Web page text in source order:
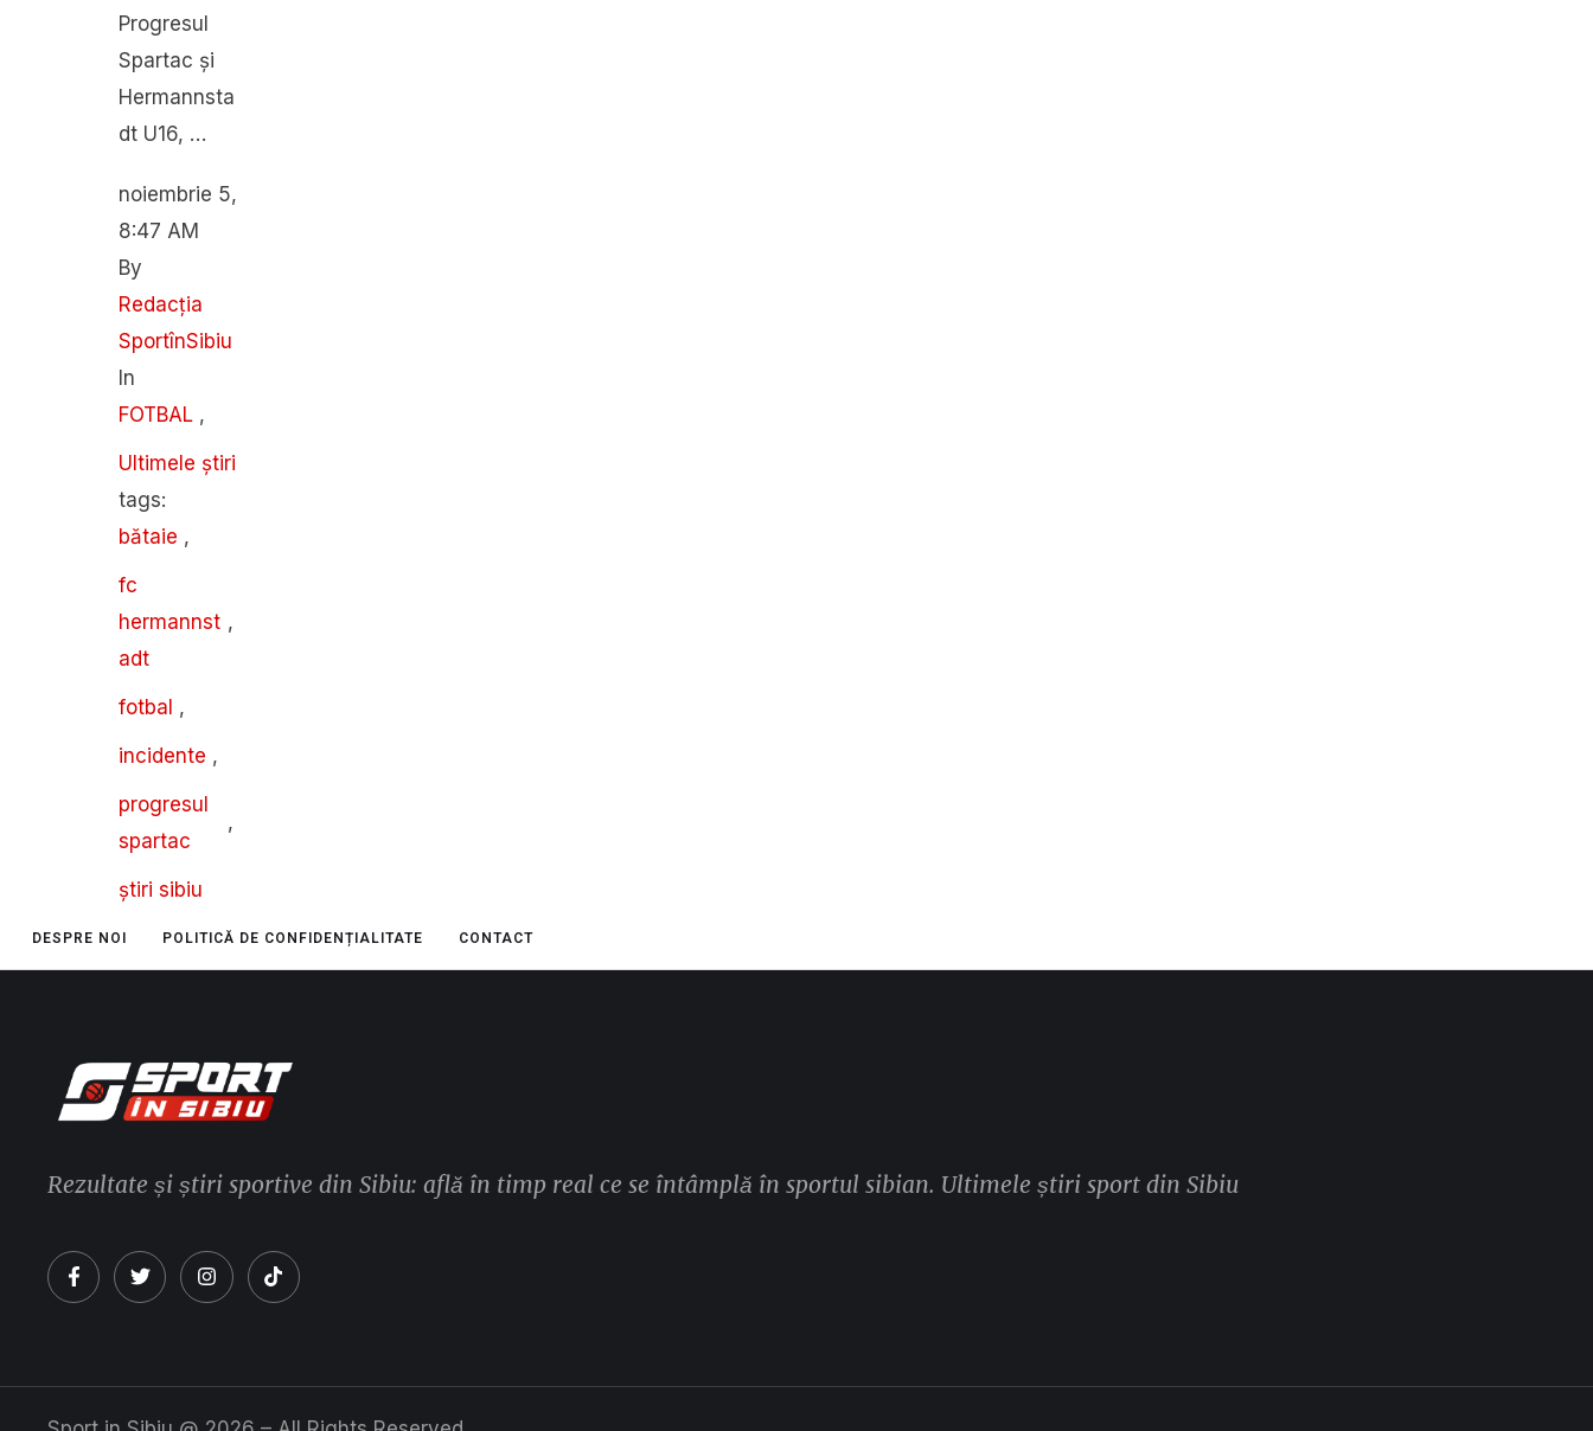
Progresul
Spartac și
Hermannsta
dt U16, …
noiembrie 5,
8:47 AM
By
Redacția
SportînSibiu
In
FOTBAL ,
Ultimele știri
tags:
bătaie ,
fc
hermannst
adt
,
fotbal ,
incidente ,
progresul
spartac
,
știri sibiu
DESPRE NOI POLITICĂ DE CONFIDENȚIALITATE CONTACT
Rezultate și știri sportive din Sibiu: află în timp real ce se întâmplă în sportul sibian. Ultimele știri sport din Sibiu